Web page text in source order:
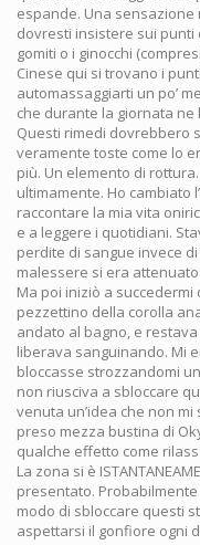
espande. Una sensazione
dovresti insistere sui punti
gomiti o i ginocchi
Cinese qui si trovano i
automassaggiarti un po’
che durante la giornata ne
Questi rimedi dovrebbero
veramente toste come lo
più. Un elemento di
ultimamente. Ho cambiato
raccontare la mia vita
e a leggere i quotidiani.
perdite di sangue invece
malessere si era
Ma poi iniziò a
pezzettino della corolla
andato al bagno, e
liberava sanguinando. Mi
bloccasse strozzandomi
non riusciva a sbloccare
venuta un’idea che non
preso mezza bustina di
qualche effetto come
La zona si è
presentato.
modo di sbloccare questi
aspettarsi il gonfiore ogni